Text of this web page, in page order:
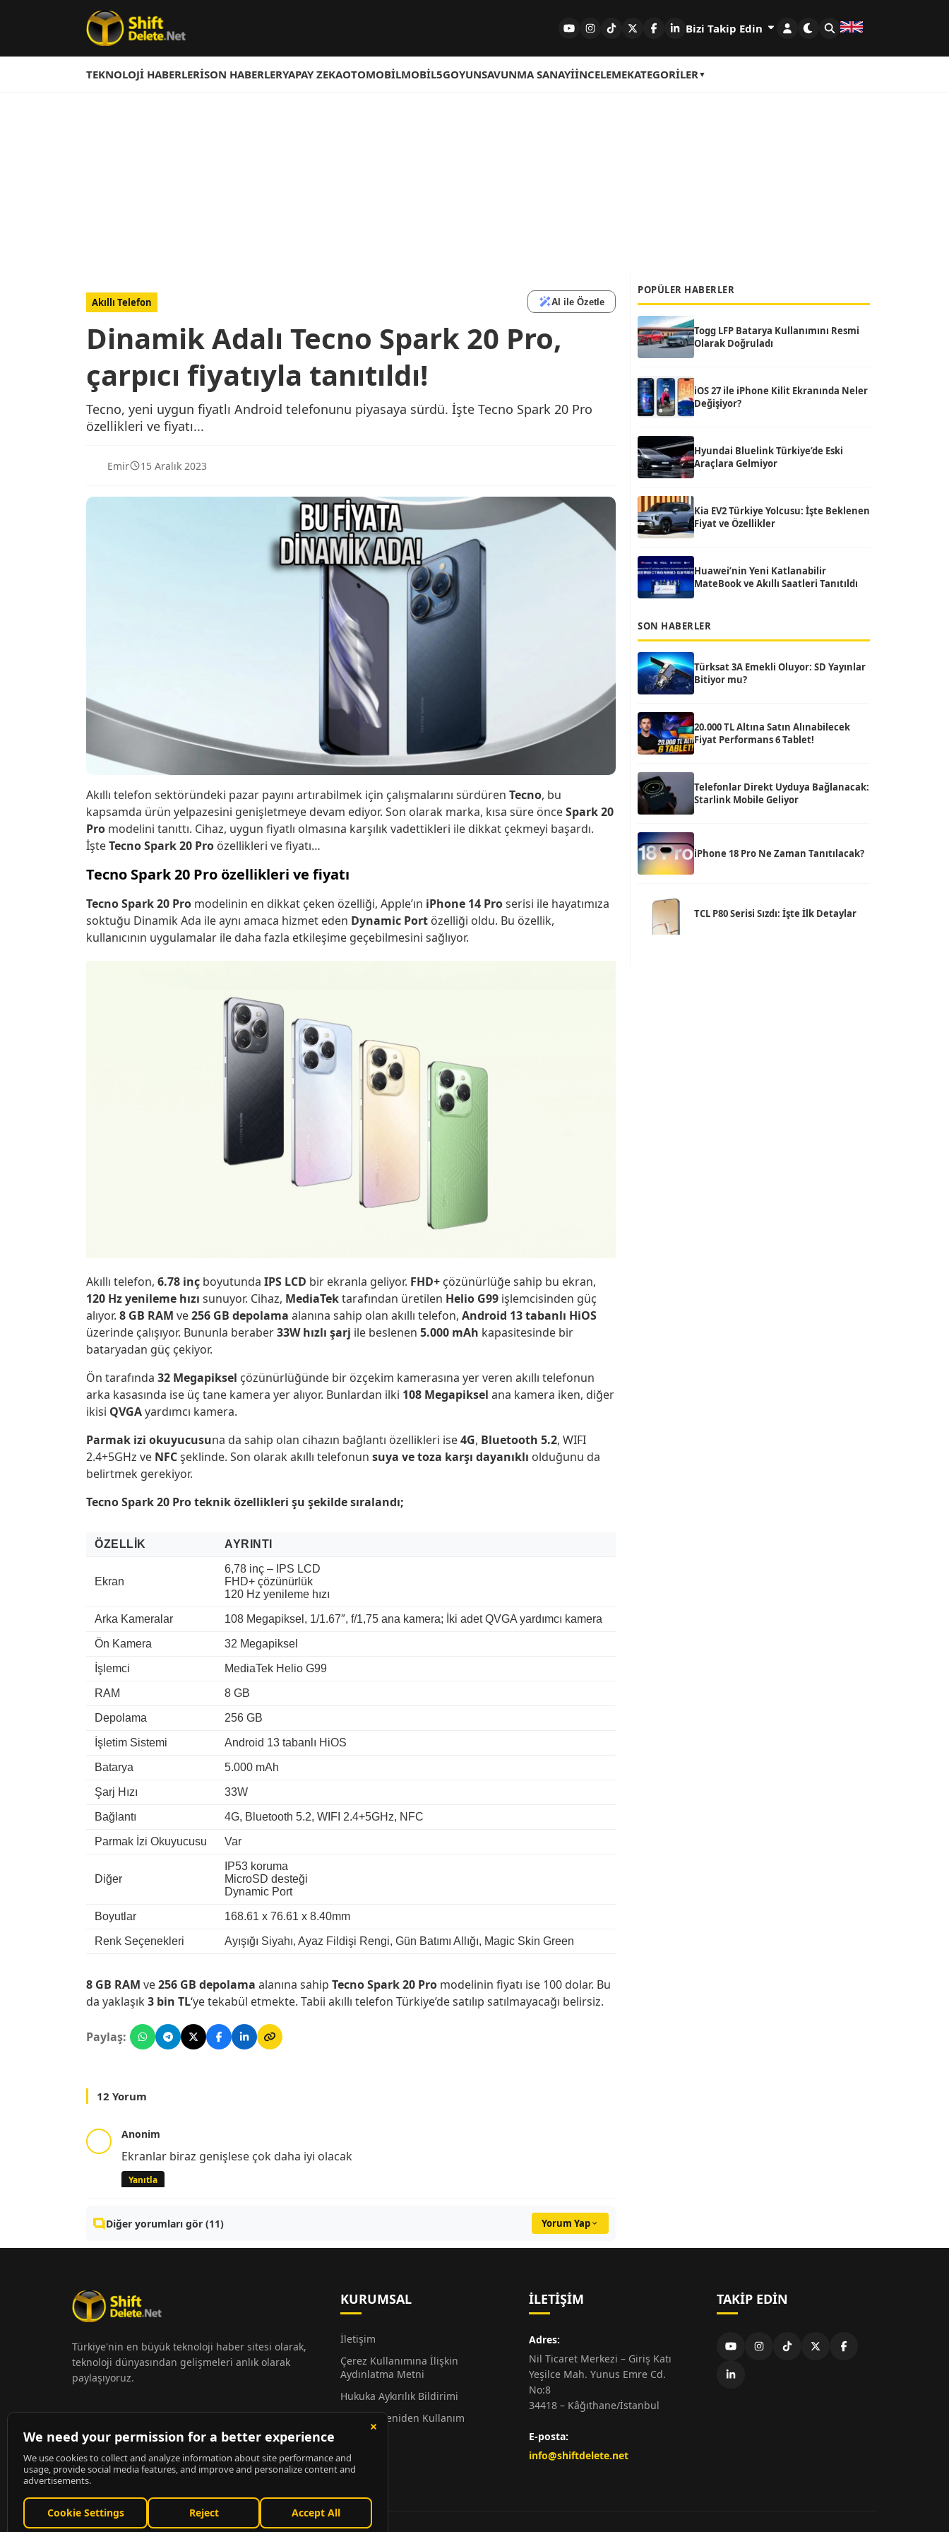
Bizi Takip Edin
TEKNOLOJI HABERLERISON HABERLERYAPAY ZEKAOTOMOBILMOBIL5GOYUNSAVUNMA SANAYIİNCELEMEKATEGORILER
Akıllı Telefon AI ile Özetle
Dinamik Adalı Tecno Spark 20 Pro,
çarpıcı fiyatıyla tanıtıldı!
Tecno, yeni uygun fiyatlı Android telefonunu piyasaya sürdü. İşte Tecno Spark 20 Pro
özellikleri ve fiyatı...
Emir 15 Aralık 2023
Akıllı telefon sektöründeki pazar payını artırabilmek için çalışmalarını sürdüren Tecno, bu
kapsamda ürün yelpazesini genişletmeye devam ediyor. Son olarak marka, kısa süre önceSpark 20
Pro modelini tanıttı. Cihaz, uygun fiyatlı olmasına karşılık vadettikleri ile dikkat çekmeyi başardı.
İşteTecno Spark 20 Pro özellikleri ve fiyatı…
Tecno Spark 20 Pro özellikleri ve fiyatı
Tecno Spark 20 Pro modelinin en dikkat çeken özelliği, Apple’ın iPhone 14 Proserisi ile hayatımıza
soktuğu Dinamik Ada ile aynı amaca hizmet eden Dynamic Port özelliği oldu. Bu özellik,
kullanıcının uygulamalar ile daha fazla etkileşime geçebilmesini sağlıyor.
Akıllı telefon, 6.78 inç boyutunda IPS LCD bir ekranla geliyor. FHD+ çözünürlüğe sahip bu ekran,
120 Hz yenileme hızı sunuyor. Cihaz, MediaTektarafından üretilen Helio G99 işlemcisinden güç
alıyor. 8 GB RAM ve256 GB depolama alanına sahip olan akıllı telefon, Android 13 tabanlı HiOS
üzerinde çalışıyor. Bununla beraber33W hızlı şarj ile beslenen 5.000 mAh kapasitesinde bir
bataryadan güç çekiyor.
Ön tarafında 32 Megapiksel çözünürlüğünde bir özçekim kamerasına yer veren akıllı telefonun
arka kasasında ise üç tane kamera yer alıyor. Bunlardan ilki 108 Megapiksel ana kamera iken, diğer
ikisi QVGAyardımcı kamera.
Parmak izi okuyucusuna da sahip olan cihazın bağlantı özellikleri ise4G, Bluetooth 5.2, WIFI
2.4+5GHz ve NFCşeklinde. Son olarak akıllı telefonun suya ve toza karşı dayanıklı olduğunu da
belirtmek gerekiyor.
Tecno Spark 20 Pro teknik özellikleri şu şekilde sıralandı;
ÖZELLIK AYRINTI
Ekran
6,78 inç – IPS LCD
FHD+ çözünürlük
120 Hz yenileme hızı
Arka Kameralar 108 Megapiksel, 1/1.67″, f/1,75 ana kamera; İki adet QVGA yardımcı kamera
Ön Kamera 32 Megapiksel
İşlemci MediaTek Helio G99
RAM 8 GB
Depolama 256 GB
İşletim Sistemi Android 13 tabanlı HiOS
Batarya 5.000 mAh
Şarj Hızı 33W
Bağlantı 4G, Bluetooth 5.2, WIFI 2.4+5GHz, NFC
Parmak İzi Okuyucusu Var
Diğer
IP53 koruma
MicroSD desteği
Dynamic Port
Boyutlar 168.61 x 76.61 x 8.40mm
Renk Seçenekleri Ayışığı Siyahı, Ayaz Fildişi Rengi, Gün Batımı Allığı, Magic Skin Green
8 GB RAM ve256 GB depolama alanına sahip Tecno Spark 20 Pro modelinin fiyatı ise 100 dolar. Bu
da yaklaşık3 bin TL‘ye tekabül etmekte. Tabii akıllı telefon Türkiye’de satılıp satılmayacağı belirsiz.
Paylaş:
12 Yorum
Anonim
Ekranlar biraz genişlese çok daha iyi olacak
Yanıtla
Diğer yorumları gör (11) Yorum Yap
POPÜLER HABERLER
Togg LFP Batarya Kullanımını Resmi
Olarak Doğruladı
iOS 27 ile iPhone Kilit Ekranında Neler
Değişiyor?
Hyundai Bluelink Türkiye’de Eski
Araçlara Gelmiyor
Kia EV2 Türkiye Yolcusu: İşte Beklenen
Fiyat ve Özellikler
Huawei’nin Yeni Katlanabilir
MateBook ve Akıllı Saatleri Tanıtıldı
SON HABERLER
Türksat 3A Emekli Oluyor: SD Yayınlar
Bitiyor mu?
20.000 TL Altına Satın Alınabilecek
Fiyat Performans 6 Tablet!
Telefonlar Direkt Uyduya Bağlanacak:
Starlink Mobile Geliyor
iPhone 18 Pro Ne Zaman Tanıtılacak?
TCL P80 Serisi Sızdı: İşte İlk Detaylar
Türkiye'nin en büyük teknoloji haber sitesi olarak,
teknoloji dünyasından gelişmeleri anlık olarak
paylaşıyoruz.
KURUMSAL
İletişim
Çerez Kullanımına İlişkin
Aydınlatma Metni
Hukuka Aykırılık Bildirimi
Alıntı ve Yeniden Kullanım
Hakkında
Künye
İLETIŞIM
Adres:
Nil Ticaret Merkezi – Giriş Katı
Yeşilce Mah. Yunus Emre Cd.
No:8
34418 – Kâğıthane/İstanbul
E-posta:
info@shiftdelete.net
TAKIP EDIN